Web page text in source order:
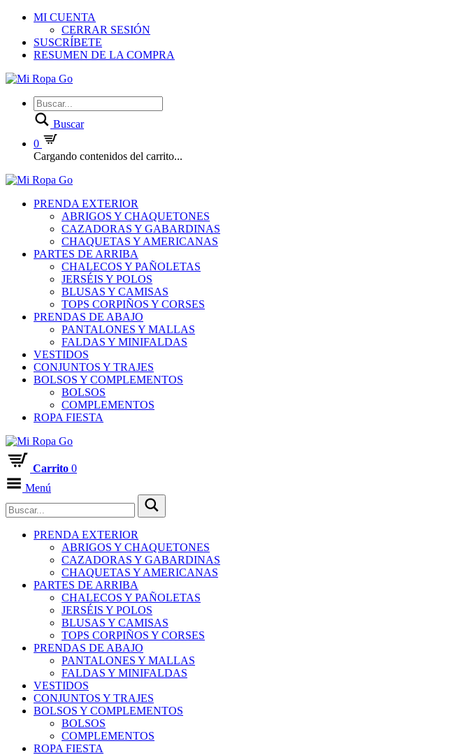
MI CUENTA
CERRAR SESIÓN
SUSCRÍBETE
RESUMEN DE LA COMPRA
Buscar
0
Cargando contenidos del carrito...
PRENDA EXTERIOR
ABRIGOS Y CHAQUETONES
CAZADORAS Y GABARDINAS
CHAQUETAS Y AMERICANAS
PARTES DE ARRIBA
CHALECOS Y PAÑOLETAS
JERSÉIS Y POLOS
BLUSAS Y CAMISAS
TOPS CORPIÑOS Y CORSES
PRENDAS DE ABAJO
PANTALONES Y MALLAS
FALDAS Y MINIFALDAS
VESTIDOS
CONJUNTOS Y TRAJES
BOLSOS Y COMPLEMENTOS
BOLSOS
COMPLEMENTOS
ROPA FIESTA
Carrito 0
Menú
PRENDA EXTERIOR
ABRIGOS Y CHAQUETONES
CAZADORAS Y GABARDINAS
CHAQUETAS Y AMERICANAS
PARTES DE ARRIBA
CHALECOS Y PAÑOLETAS
JERSÉIS Y POLOS
BLUSAS Y CAMISAS
TOPS CORPIÑOS Y CORSES
PRENDAS DE ABAJO
PANTALONES Y MALLAS
FALDAS Y MINIFALDAS
VESTIDOS
CONJUNTOS Y TRAJES
BOLSOS Y COMPLEMENTOS
BOLSOS
COMPLEMENTOS
ROPA FIESTA